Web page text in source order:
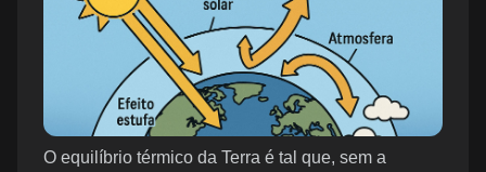
O equilíbrio térmico da Terra é tal que, sem a